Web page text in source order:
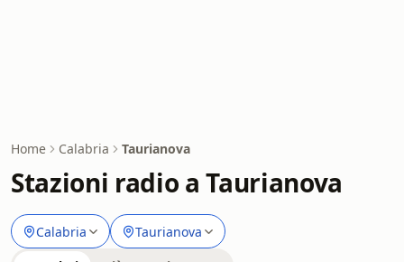
Home Calabria Taurianova
Stazioni radio a Taurianova
Calabria Taurianova